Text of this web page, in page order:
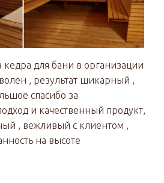
для бани в организации
, результат шикарный ,
спасибо за
и качественный продукт,
, вежливый с клиентом ,
на высоте